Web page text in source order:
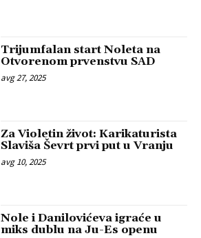
Trijumfalan start Noleta na
Otvorenom prvenstvu SAD
avg 27, 2025
Za Violetin život: Karikaturista
Slaviša Ševrt prvi put u Vranju
avg 10, 2025
Nole i Danilovićeva igraće u
miks dublu na Ju-Es openu